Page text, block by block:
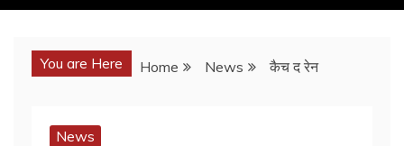
You are Here Home News कैच द रेन
News